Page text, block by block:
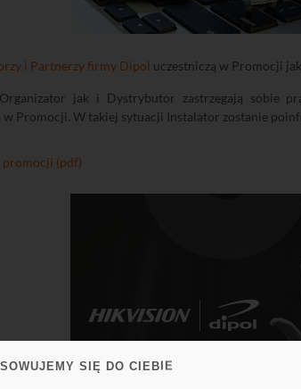
SIĘ DO CIEBIE
i Partnerzy firmy Dipol uczestniczą w Promocji
jak i Dystrybutor zastrzegają sobie
w Promocji. W takiej sytuacji Instalator zostanie
promocji (pdf)